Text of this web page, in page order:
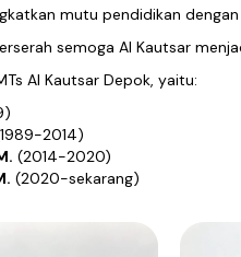
mutu pendidikan
semoga Al Kautsar
Al Kautsar Depok, yaitu:
2014)
(2014-2020)
(2020-sekarang)